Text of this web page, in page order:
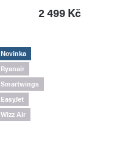
2 499 Kč
Novinka
Ryanair
Smartwings
EasyJet
Wizz Air